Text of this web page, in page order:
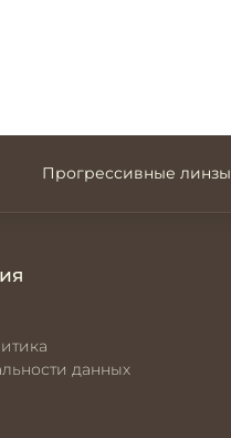
Прогрессивные линзы
данных